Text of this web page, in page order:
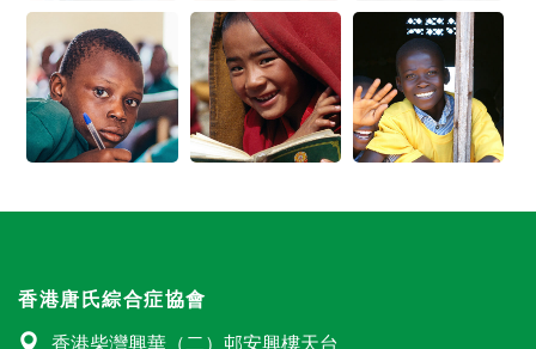
香港唐氏綜合症協會